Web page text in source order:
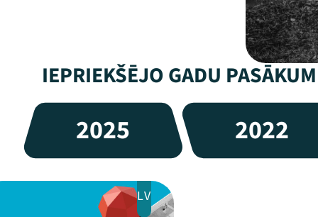
IEPRIEKŠĒJO GADU
2025 2022
LV